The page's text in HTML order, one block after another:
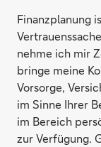
Finanzplanung
nehme ich mir
bringe meine
Vorsorge,
im Sinne Ihrer
im Bereich
zur Verfügung.